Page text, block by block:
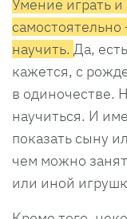
Умение играть
научить. Да,
кажется, с
в одиночестве.
научиться. И
показать сыну
чем можно
или иной